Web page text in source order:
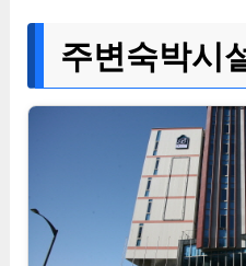
주변숙박시